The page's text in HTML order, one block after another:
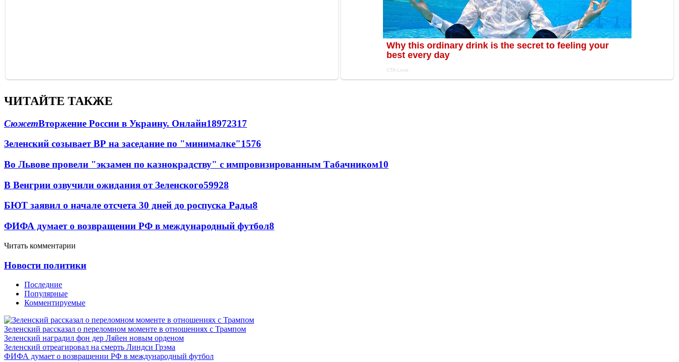
ЧИТАЙТЕ ТАКЖЕ
СюжетВторжение России в Украину. Онлайн18972317
Зеленский созывает ВР на заседание по "минималке"1576
Во Львове провели "экзамен по казнокрадству" с импровизированным Табачником10
В Венгрии озвучили ожидания от Зеленского59928
БЮТ заявил о начале отсчета 30 дней до роспуска Рады8
ФИФА думает о возвращении РФ в международный футбол8
Читать комментарии
Новости политики
Последние
Популярные
Комментируемые
Зеленский рассказал о переломном моменте в отношениях с Трампом
Зеленский наградил фон дер Ляйен новым орденом
Зеленский отреагировал на смерть Линдси Грэма
ФИФА думает о возвращении РФ в международный футбол